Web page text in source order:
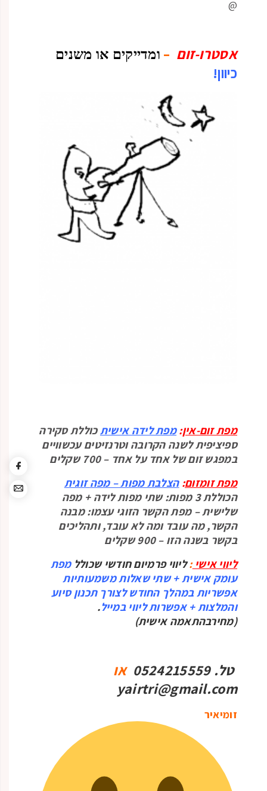
@
אסטרו-זום – ומדייקים או משנים
כיוון!
מפת זום-אין:מפת לידה אישיתכוללת סקירה
ספיציפית לשנה הקרובה וטרנזיטים עכשוויים
במפגש זום של אחד על אחד – 700 שקלים
מפת זומזום:הצלבת מפות – מפהזוגית
הכוללת 3 מפות: שתי מפות לידה + מפה
שלישית – מפת הקשר הזוגי עצמו: מבנה
הקשר, מה עובד ומה לא עובד, ותהליכים
בקשר בשנה הזו – 900 שקלים
ליווי אישי:ליווי פרמיום חודשי שכוללמפת
עומק אישית + שתי שאלות משמעותיות
אפשריות במהלך החודש לצורך תכנון סיוע
והמלצות + אפשרות ליווי במייל.
(מחירבהתאמה אישית)
טל. 0524215559
או
yairtri@gmail.com
זומיאיר